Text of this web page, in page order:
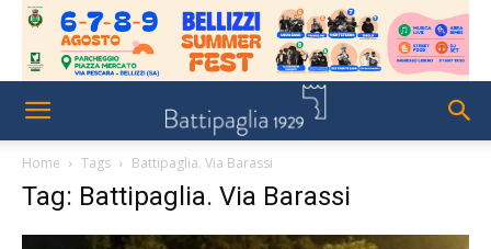
Home Tags Battipaglia. Via Barassi
Tag: Battipaglia. Via Barassi